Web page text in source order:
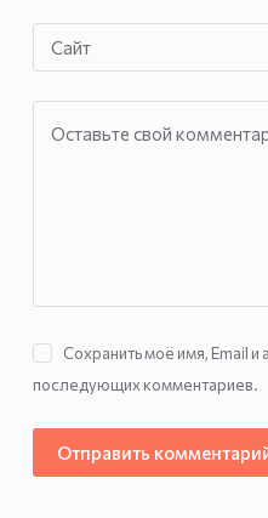
Сайт
Оставьте свой
Сохранить моё имя, Email и
последующих комментариев.
Отправить